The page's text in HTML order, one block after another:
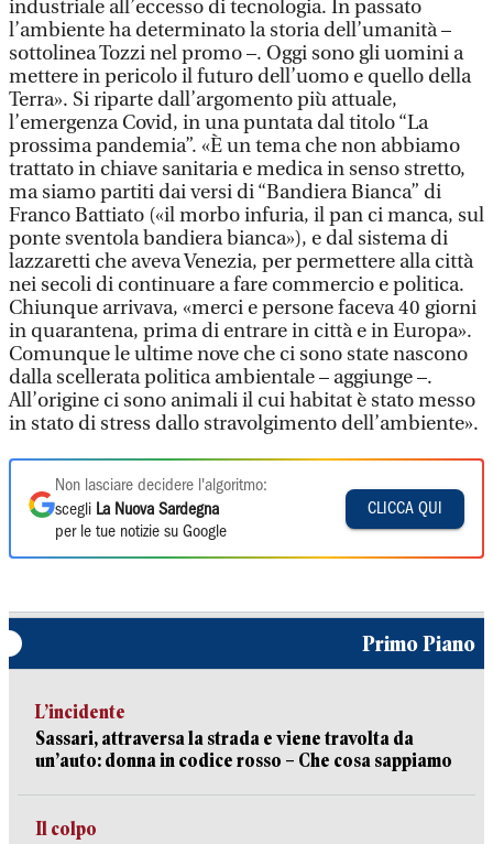
industriale all’eccesso di tecnologia. In passato
l’ambiente ha determinato la storia dell’umanità –
sottolinea Tozzi nel promo –. Oggi sono gli uomini a
mettere in pericolo il futuro dell’uomo e quello della
Terra». Si riparte dall’argomento più attuale,
l’emergenza Covid, in una puntata dal titolo “La
prossima pandemia”. «È un tema che non abbiamo
trattato in chiave sanitaria e medica in senso stretto,
ma siamo partiti dai versi di “Bandiera Bianca” di
Franco Battiato («il morbo infuria, il pan ci manca, sul
ponte sventola bandiera bianca»), e dal sistema di
lazzaretti che aveva Venezia, per permettere alla città
nei secoli di continuare a fare commercio e politica.
Chiunque arrivava, «merci e persone faceva 40 giorni
in quarantena, prima di entrare in città e in Europa».
Comunque le ultime nove che ci sono state nascono
dalla scellerata politica ambientale – aggiunge –.
All’origine ci sono animali il cui habitat è stato messo
in stato di stress dallo stravolgimento dell’ambiente».
Non lasciare decidere l'algoritmo:
scegli La Nuova Sardegna
per le tue notizie su Google
CLICCA QUI
Primo Piano
L’incidente
Sassari, attraversa la strada e viene travolta da
un’auto: donna in codice rosso – Che cosa sappiamo
Il colpo